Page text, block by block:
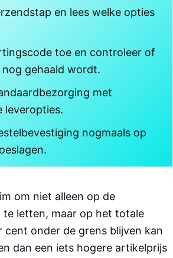
en lees welke opties
toe en controleer of
nog gehaald wordt.
met
leveropties.
nogmaals op
om niet alleen op de
te letten, maar op het totale
cent onder de grens blijven kan
dan een iets hogere artikelprijs